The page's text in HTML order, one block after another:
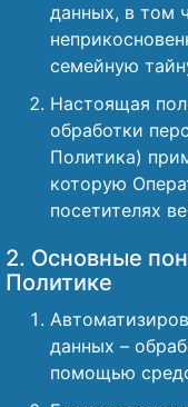
данных, в том
семейную
Настоящая
обработки
Политика)
которую
посетителях
2. Основные
Политике
данных –
помощью